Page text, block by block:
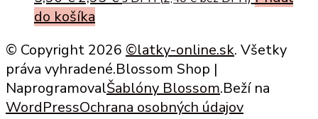
price
5,90 €.2,95 €.
do košíka
© Copyright 2026 ©latky-online.sk. Všetky
práva vyhradené.Blossom Shop |
NaprogramovalŠablóny Blossom.Beží na
WordPressOchrana osobných údajov